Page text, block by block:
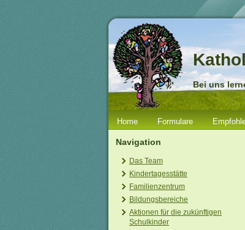
Bei uns
Home Formulare
Navigation
Das Team
Kindertagesstätte
Familienzentrum
Bildungsbereiche
Aktionen für die zukünftigen
Schulkinder